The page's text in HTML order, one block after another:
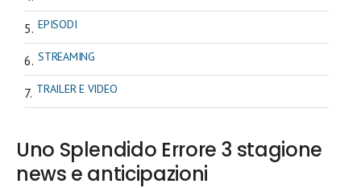
EPISODI
STREAMING
TRAILER E VIDEO
Uno Splendido Errore 3 stagione
news e anticipazioni